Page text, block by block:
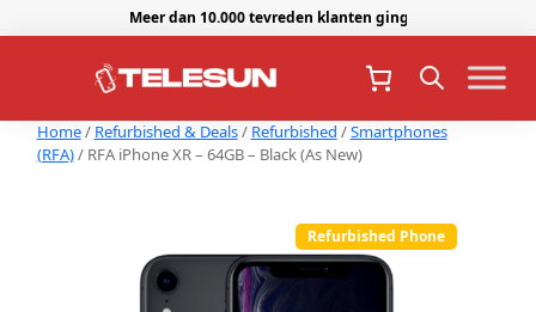
Meer dan 10.000 tevreden klanten gingen je voor.
Home/ Refurbished & Deals/ Refurbished /Smartphones
(RFA)/ RFA iPhone XR – 64GB – Black (As New)
Refurbished Phone